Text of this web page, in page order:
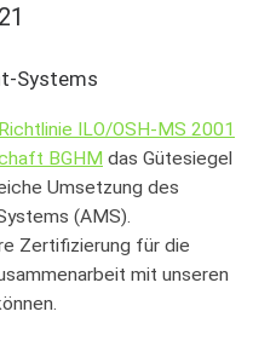
Systems
Richtlinie ILO/OSH-MS 2001
BGHM das Gütesiegel
Umsetzung des
(AMS).
Zertifizierung für die
mit unseren